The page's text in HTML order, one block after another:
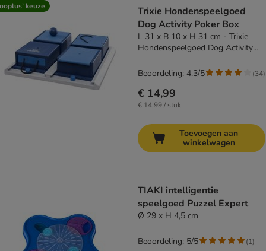
keuze
Trixie Hondenspeelgoed
Dog Activity Poker Box
L 31 x B 10 x H 31 cm - Trixie
Hondenspeelgoed Dog Activity
€ 14,99
€ 14,99 / stuk
Beoordeling: 4.3/5 (34)
Toevoegen aan
winkelwagen
TIAKI intelligentie
speelgoed Puzzel Expert
Ø 29 x H 4,5 cm
Beoordeling: 5/5 (1)